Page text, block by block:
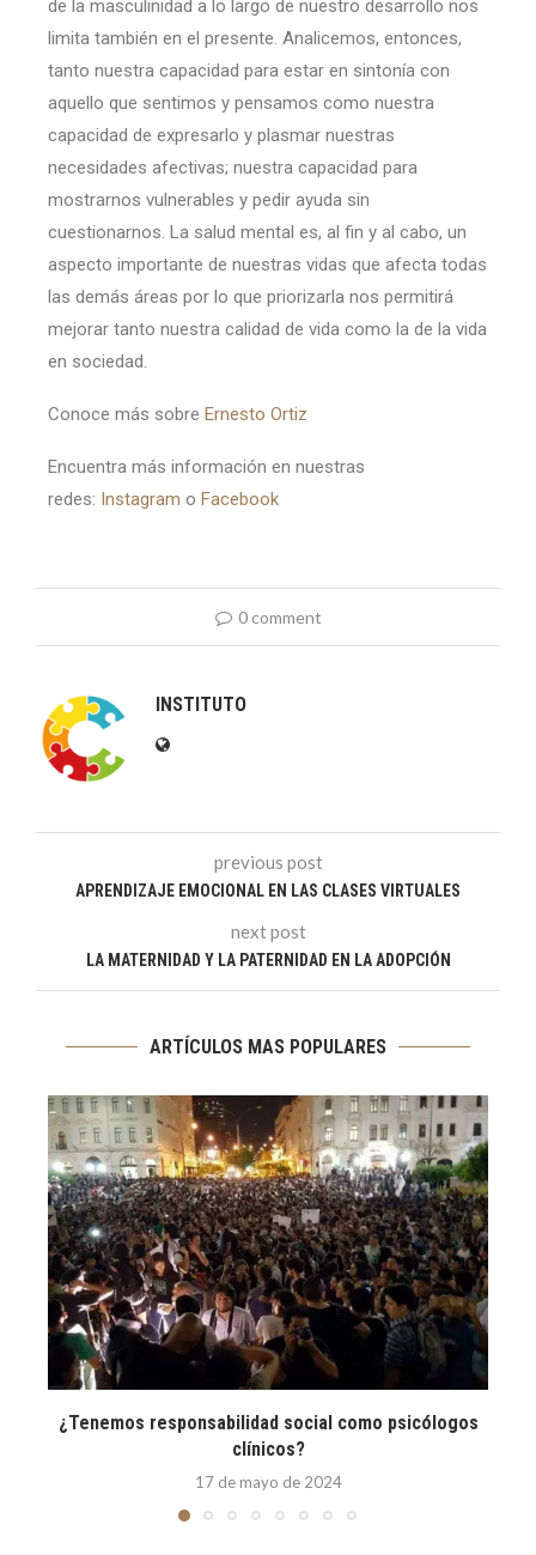
de la masculinidad a lo largo de nuestro desarrollo nos
limita también en el presente. Analicemos, entonces,
tanto nuestra capacidad para estar en sintonía con
aquello que sentimos y pensamos como nuestra
capacidad de expresarlo y plasmar nuestras
necesidades afectivas; nuestra capacidad para
mostrarnos vulnerables y pedir ayuda sin
cuestionarnos. La salud mental es, al fin y al cabo, un
aspecto importante de nuestras vidas que afecta todas
las demás áreas por lo que priorizarla nos permitirá
mejorar tanto nuestra calidad de vida como la de la vida
en sociedad.
Conoce más sobre Ernesto Ortiz
Encuentra más información en nuestras
redes: Instagram o Facebook
0 comment
INSTITUTO
previous post
APRENDIZAJE EMOCIONAL EN LAS CLASES VIRTUALES
next post
LA MATERNIDAD Y LA PATERNIDAD EN LA ADOPCIÓN
ARTÍCULOS MAS POPULARES
¿Tenemos responsabilidad social como psicólogos
clínicos?
17 de mayo de 2024